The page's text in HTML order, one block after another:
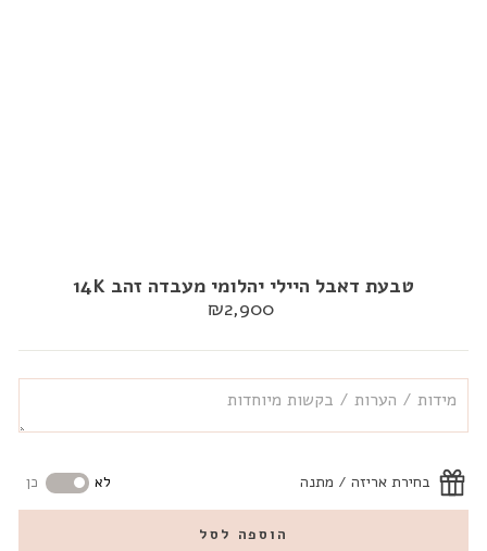
טבעת דאבל היילי יהלומי מעבדה זהב 14K
מחיר
₪2,900
בחירת אריזה / מתנה לא כן
הוספה לסל